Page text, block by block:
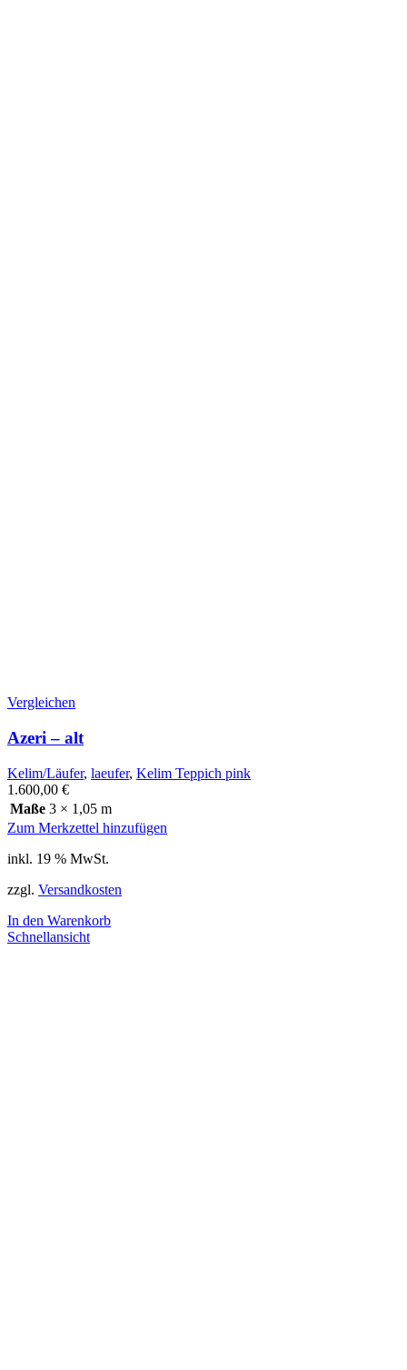
Vergleichen
Azeri – alt
Kelim/Läufer, laeufer, Kelim Teppich pink
1.600,00 €
Maße 3 × 1,05 m
Zum Merkzettel hinzufügen
inkl. 19 % MwSt.
zzgl. Versandkosten
In den Warenkorb
Schnellansicht